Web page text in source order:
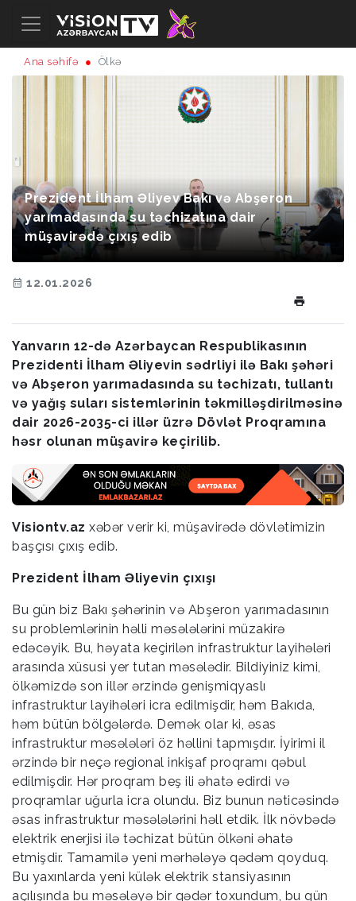
Ana səhifə Ölkə
Prezident İlham Əliyev Bakı və Abşeron
yarımadasında su təchizatına dair
müşavirədə çıxış edib
12.01.2026
Yanvarın 12-də Azərbaycan Respublikasının
Prezidenti İlham Əliyevin sədrliyi ilə Bakı şəhəri
və Abşeron yarımadasında su təchizatı, tullantı
və yağış suları sistemlərinin təkmilləşdirilməsinə
dair 2026-2035-ci illər üzrə Dövlət Proqramına
həsr olunan müşavirə keçirilib.
Visiontv.az xəbər verir ki, müşavirədə dövlətimizin
başçısı çıxış edib.
Prezident İlham Əliyevin çıxışı
Bu gün biz Bakı şəhərinin və Abşeron yarımadasının
su problemlərinin həlli məsələlərini müzakirə
edəcəyik. Bu, həyata keçirilən infrastruktur layihələri
arasında xüsusi yer tutan məsələdir. Bildiyiniz kimi,
ölkəmizdə son illər ərzində genişmiqyaslı
infrastruktur layihələri icra edilmişdir, həm Bakıda,
həm bütün bölgələrdə. Demək olar ki, əsas
infrastruktur məsələləri öz həllini tapmışdır. İyirimi il
ərzində bir neçə regional inkişaf proqramı qəbul
edilmişdir. Hər proqram beş ili əhatə edirdi və
proqramlar uğurla icra olundu. Biz bunun nəticəsində
əsas infrastruktur məsələlərini həll etdik. İlk növbədə
elektrik enerjisi ilə təchizat bütün ölkəni əhatə
etmişdir. Tamamilə yeni mərhələyə qədəm qoyduq.
Bu yaxınlarda yeni külək elektrik stansiyasının
açılışında bu məsələyə bir qədər toxundum, bu gün